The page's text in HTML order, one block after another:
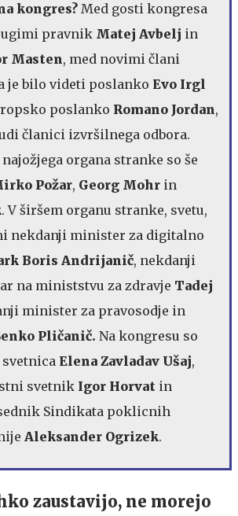
kongres? Med gosti kongresa
pravnik Matej Avbelj in
Masten, med novimi člani
je bilo videti poslanko Evo Irgl
poslanko Romano Jordan,
članici izvršilnega odbora.
organa stranke so še
Požar, Georg Mohr in
. V širšem organu stranke, svetu,
nekdanji minister za digitalno
Boris Andrijanič, nekdanji
na ministstvu za zdravje Tadej
minister za pravosodje in
Pličanič. Na kongresu so
Elena Zavladav Ušaj,
svetnik Igor Horvat in
Sindikata poklicnih
Aleksander Ogrizek.
zaustavijo, ne morejo